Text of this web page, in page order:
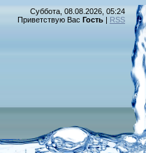
Суббота, 08.08.2026, 05:24
Приветствую Вас Гость | RSS